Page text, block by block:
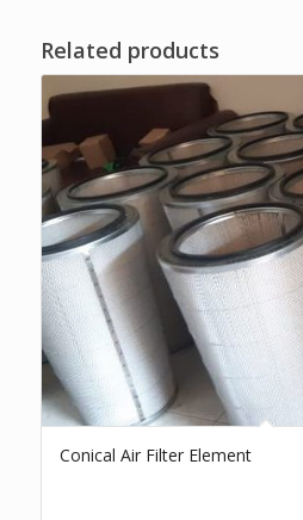
Related products
Conical Air Filter Element